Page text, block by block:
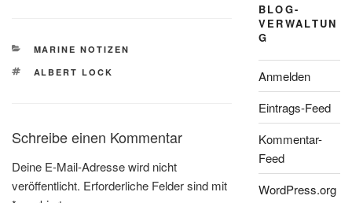
KATEGORIEN
MARINE NOTIZEN
SCHLAGWÖRTER
ALBERT LOCK
Schreibe einen Kommentar
Deine E-Mail-Adresse wird nicht
veröffentlicht. Erforderliche Felder sind mit
BLOG-
VERWALTUN
G
Anmelden
Eintrags-Feed
Kommentar-
Feed
WordPress.org